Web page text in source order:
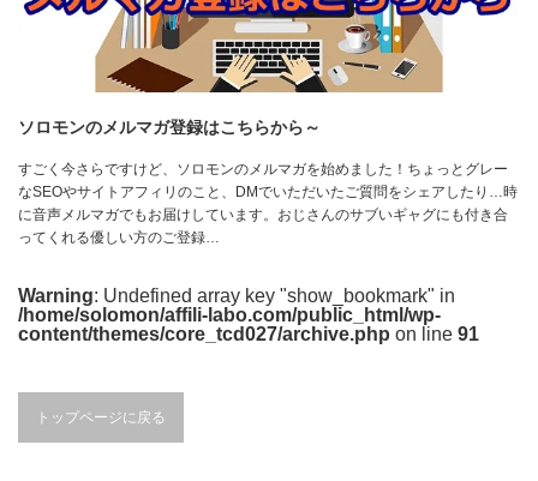
ソロモンのメルマガ登録はこちらから～
すごく今さらですけど、ソロモンのメルマガを始めました！ちょっとグレー
なSEOやサイトアフィリのこと、DMでいただいたご質問をシェアしたり…時
に音声メルマガでもお届けしています。おじさんのサブいギャグにも付き合
ってくれる優しい方のご登録…
Warning: Undefined array key "show_bookmark" in
/home/solomon/affili-labo.com/public_html/wp-
content/themes/core_tcd027/archive.php on line 91
トップページに戻る